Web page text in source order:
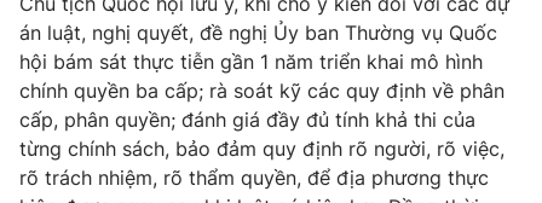
® Cấm sao chép dưới mọi hình thức nếu không có sự chấp
thuận bằng văn bản. Ghi rõ nguồn VTV.vn khi phát hành lại
thông tin từ website này.
án luật, nghị quyết, đề nghị Ủy ban Thường vụ Quốc
hội bám sát thực tiễn gần 1 năm triển khai mô hình
chính quyền ba cấp; rà soát kỹ các quy định về phân
cấp, phân quyền; đánh giá đầy đủ tính khả thi của
từng chính sách, bảo đảm quy định rõ người, rõ việc,
rõ trách nhiệm, rõ thẩm quyền, để địa phương thực